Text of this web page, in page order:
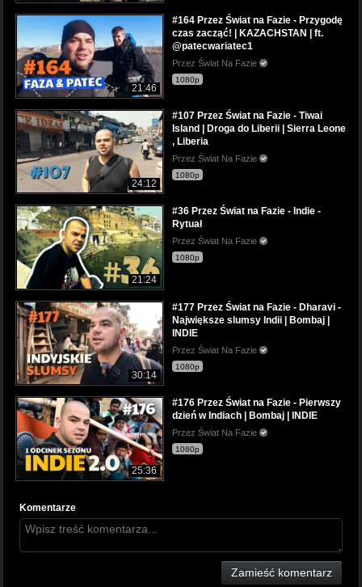
21:46
#164 Przez Świat na Fazie - Przygodę
czas zacząć! | KAZACHSTAN | ft.
@patecwariatec1
Przez Świat Na Fazie
1080p
24:12
#107 Przez Świat na Fazie - Tiwai
Island | Droga do Liberii | Sierra Leone
, Liberia
Przez Świat Na Fazie
1080p
21:24
#36 Przez Świat na Fazie - Indie -
Rytuał
Przez Świat Na Fazie
1080p
30:14
#177 Przez Świat na Fazie - Dharavi -
Największe slumsy Indii | Bombaj |
INDIE
Przez Świat Na Fazie
1080p
25:36
#176 Przez Świat na Fazie - Pierwszy
dzień w Indiach | Bombaj | INDIE
Przez Świat Na Fazie
1080p
Komentarze
Zamieść komentarz